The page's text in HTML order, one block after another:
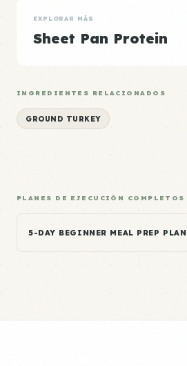
EXPLORAR MÁS
Sheet Pan Protein
INGREDIENTES RELACIONADOS
GROUND TURKEY
PLANES DE EJECUCIÓN COMPLETOS
5-DAY BEGINNER MEAL PREP PLAN